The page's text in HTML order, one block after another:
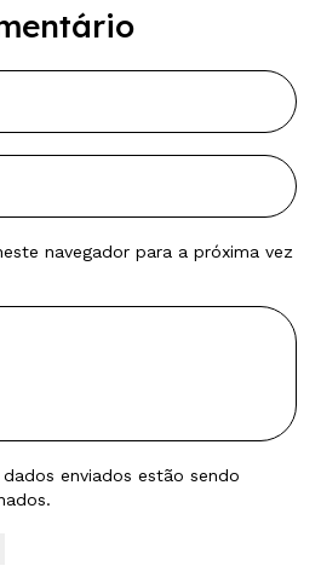
navegador para a próxima vez
enviados estão sendo
.